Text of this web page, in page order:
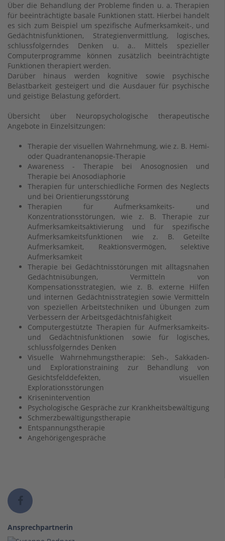
Über die Behandlung der Probleme finden u. a. Therapien
für beeinträchtigte basale Funktionen statt. Hierbei handelt
es sich zum Beispiel um spezifische Aufmerksamkeit-, und
Gedächtnisfunktionen, Strategienvermittlung, logisches,
schlussfolgerndes Denken u. a.. Mittels spezieller
Computerprogramme können zusätzlich beeinträchtigte
Funktionen therapiert werden.
Darüber hinaus werden kognitive sowie psychische
Belastbarkeit gesteigert und die Ausdauer für psychische
und geistige Belastung gefördert.
Übersicht über Neuropsychologische therapeutische
Angebote in Einzelsitzungen:
Therapie der visuellen Wahrnehmung, wie z. B. Hemi-
oder Quadrantenanopsie-Therapie
Awareness - Therapie bei Anosognosien und
Therapie bei Anosodiaphorie
Therapien für unterschiedliche Formen des Neglects
und bei Orientierungsstörung
Therapien für Aufmerksamkeits- und
Konzentrationsstörungen, wie z. B. Therapie zur
Aufmerksamkeitsaktivierung und für spezifische
Aufmerksamkeitsfunktionen wie z. B. Geteilte
Aufmerksamkeit, Reaktionsvermögen, selektive
Aufmerksamkeit
Therapie bei Gedächtnisstörungen mit alltagsnahen
Gedächtnisübungen, Vermitteln von
Kompensationsstrategien, wie z. B. externe Hilfen
und internen Gedächtnisstrategien sowie Vermitteln
von speziellen Arbeitstechniken und Übungen zum
Verbessern der Arbeitsgedächtnisfähigkeit
Computergestützte Therapien für Aufmerksamkeits-
und Gedächtnisfunktionen sowie für logisches,
schlussfolgerndes Denken
Visuelle Wahrnehmungstherapie: Seh-, Sakkaden-
und Explorationstraining zur Behandlung von
Gesichtsfelddefekten, visuellen
Explorationsstörungen
Krisenintervention
Psychologische Gespräche zur Krankheitsbewältigung
Schmerzbewältigungstherapie
Entspannungstherapie
Angehörigengespräche
Ansprechpartnerin